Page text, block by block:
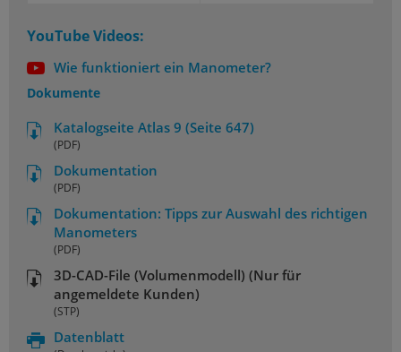
YouTube Videos:
Wie funktioniert ein Manometer?
Dokumente
Katalogseite Atlas 9 (Seite 647)
(PDF)
Dokumentation
(PDF)
Dokumentation: Tipps zur Auswahl des richtigen
Manometers
(PDF)
3D-CAD-File (Volumenmodell) (Nur für
angemeldete Kunden)
(STP)
Datenblatt